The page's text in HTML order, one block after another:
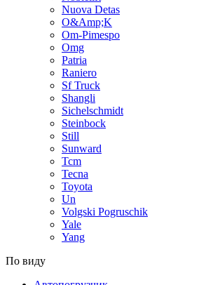
Nuova Detas
O&Amp;K
Om-Pimespo
Omg
Patria
Raniero
Sf Truck
Shangli
Sichelschmidt
Steinbock
Still
Sunward
Tcm
Tecna
Toyota
Un
Volgski Pogruschik
Yale
Yang
По виду